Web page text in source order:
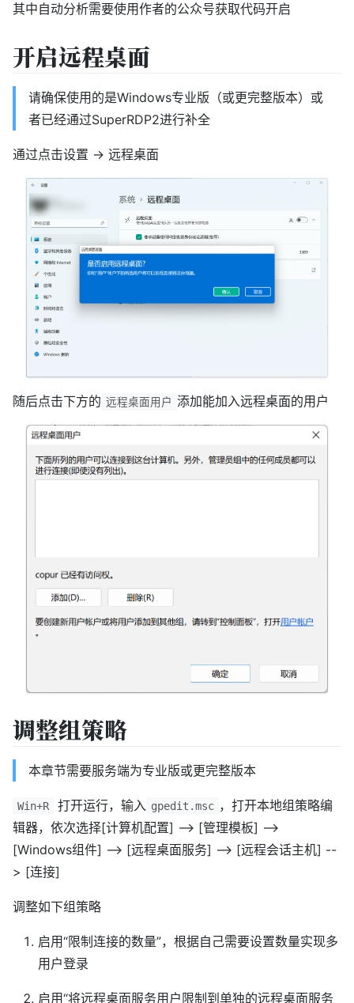
其中自动分析需要使用作者的公众号获取代码开启
开启远程桌面
请确保使用的是Windows专业版（或更完整版本）或
者已经通过SuperRDP2进行补全
通过点击设置 -> 远程桌面
随后点击下方的 远程桌面用户 添加能加入远程桌面的用户
调整组策略
本章节需要服务端为专业版或更完整版本
Win+R 打开运行，输入 gpedit.msc ，打开本地组策略编
辑器，依次选择[计算机配置] --> [管理模板] -->
[Windows组件] --> [远程桌面服务] --> [远程会话主机] --
> [连接]
调整如下组策略
启用“限制连接的数量”，根据自己需要设置数量实现多
用户登录
启用“将远程桌面服务用户限制到单独的远程桌面服务